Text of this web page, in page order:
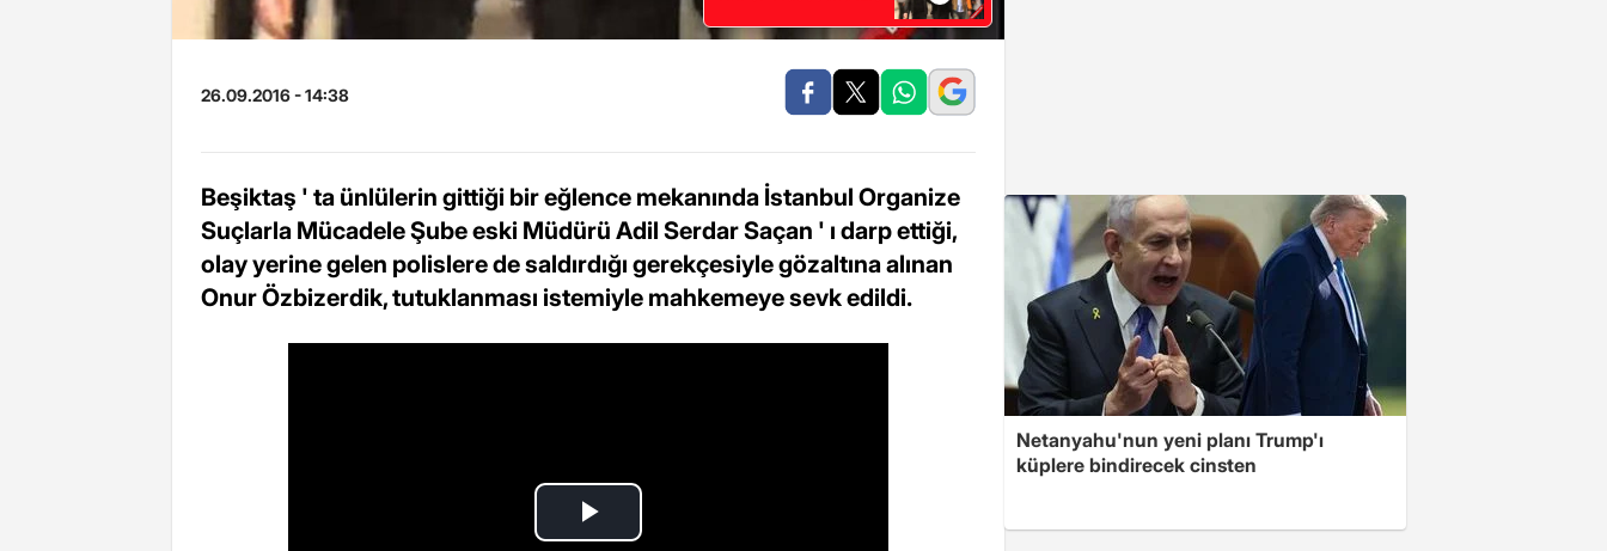
26.09.2016 - 14:38
Beşiktaş ' ta ünlülerin gittiği bir eğlence mekanında İstanbul Organize
Suçlarla Mücadele Şube eski Müdürü Adil Serdar Saçan ' ı darp ettiği,
olay yerine gelen polislere de saldırdığı gerekçesiyle gözaltına alınan
Onur Özbizerdik, tutuklanması istemiyle mahkemeye sevk edildi.
Netanyahu'nun yeni planı Trump'ı
küplere bindirecek cinsten